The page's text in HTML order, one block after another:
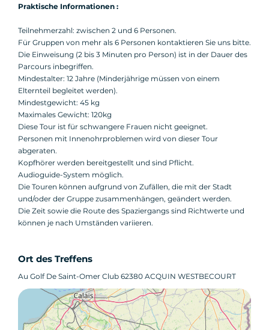
Praktische Informationen :
Teilnehmerzahl: zwischen 2 und 6 Personen.
Für Gruppen von mehr als 6 Personen kontaktieren Sie uns bitte.
Die Einweisung (2 bis 3 Minuten pro Person) ist in der Dauer des
Parcours inbegriffen.
Mindestalter: 12 Jahre (Minderjährige müssen von einem
Elternteil begleitet werden).
Mindestgewicht: 45 kg
Maximales Gewicht: 120kg
Diese Tour ist für schwangere Frauen nicht geeignet.
Personen mit Innenohrproblemen wird von dieser Tour
abgeraten.
Kopfhörer werden bereitgestellt und sind Pflicht.
Audioguide-System möglich.
Die Touren können aufgrund von Zufällen, die mit der Stadt
und/oder der Gruppe zusammenhängen, geändert werden.
Die Zeit sowie die Route des Spaziergangs sind Richtwerte und
können je nach Umständen variieren.
Ort des Treffens
Au Golf De Saint-Omer Club 62380 ACQUIN WESTBECOURT